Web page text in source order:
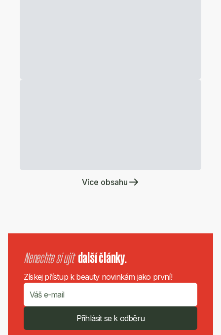
Více obsahu
Nenechte si ujít další články.
Získej přístup k beauty novinkám jako první!
Přihlásit se k odběru